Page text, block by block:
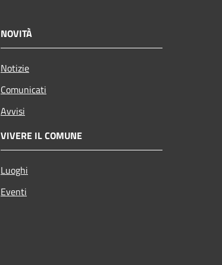
NOVITÀ
Notizie
Comunicati
Avvisi
VIVERE IL COMUNE
Luoghi
Eventi